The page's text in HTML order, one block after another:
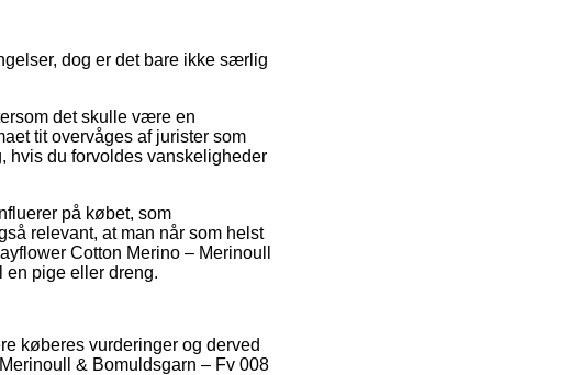
dog er det bare ikke særlig
det skulle være en
tit overvåges af jurister som
hvis du forvoldes vanskeligheder
på købet, som
relevant, at man når som helst
Cotton Merino – Merinoull
en pige eller dreng.
køberes vurderinger og derved
& Bomuldsgarn – Fv 008